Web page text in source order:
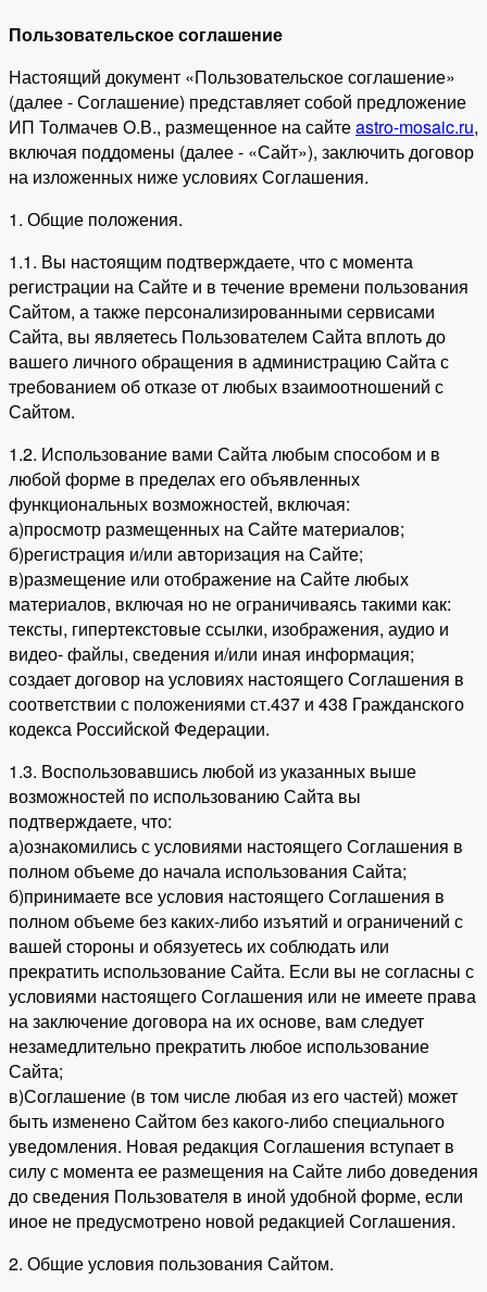
Пользовательское соглашение
Настоящий документ «Пользовательское соглашение»
(далее - Соглашение) представляет собой предложение
ИП Толмачев О.В., размещенное на сайтеastro-mosaic.ru,
включая поддомены (далее - «Сайт»), заключить договор
на изложенных ниже условиях Соглашения.
1. Общие положения.
1.1. Вы настоящим подтверждаете, что с момента
регистрации на Сайте и в течение времени пользования
Сайтом, а также персонализированными сервисами
Сайта, вы являетесь Пользователем Сайта вплоть до
вашего личного обращения в администрацию Сайта с
требованием об отказе от любых взаимоотношений с
Сайтом.
1.2. Использование вами Сайта любым способом и в
любой форме в пределах его объявленных
функциональных возможностей, включая:
а)просмотр размещенных на Сайте материалов;
б)регистрация и/или авторизация на Сайте;
в)размещение или отображение на Сайте любых
материалов, включая но не ограничиваясь такими как:
тексты, гипертекстовые ссылки, изображения, аудио и
видео- файлы, сведения и/или иная информация;
создает договор на условиях настоящего Соглашения в
соответствии с положениями ст.437 и 438 Гражданского
кодекса Российской Федерации.
1.3. Воспользовавшись любой из указанных выше
возможностей по использованию Сайта вы
подтверждаете, что:
а)ознакомились с условиями настоящего Соглашения в
полном объеме до начала использования Сайта;
б)принимаете все условия настоящего Соглашения в
полном объеме без каких-либо изъятий и ограничений с
вашей стороны и обязуетесь их соблюдать или
прекратить использование Сайта. Если вы не согласны с
условиями настоящего Соглашения или не имеете права
на заключение договора на их основе, вам следует
незамедлительно прекратить любое использование
Сайта;
в)Соглашение (в том числе любая из его частей) может
быть изменено Сайтом без какого-либо специального
уведомления. Новая редакция Соглашения вступает в
силу с момента ее размещения на Сайте либо доведения
до сведения Пользователя в иной удобной форме, если
иное не предусмотрено новой редакцией Соглашения.
2. Общие условия пользования Сайтом.